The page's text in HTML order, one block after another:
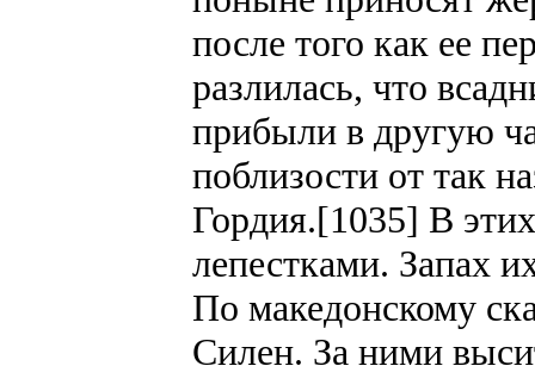
после того как ее
разлилась, что
прибыли в другую
поблизости от так
Гордия.[1035] В
лепестками. Запах
По македонскому
Силен. За ними